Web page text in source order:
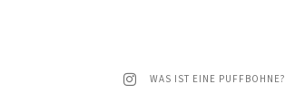
WAS IST EINE PUFFBOHNE?